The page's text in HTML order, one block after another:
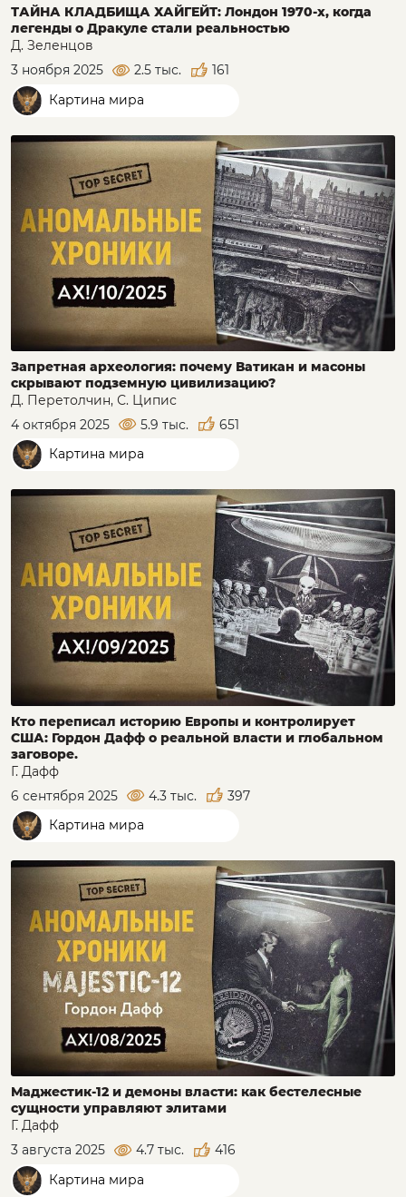
ТАЙНА КЛАДБИЩА ХАЙГЕЙТ: Лондон 1970-х, когда
легенды о Дракуле стали реальностью
Д. Зеленцов
3 ноября 2025
2.5 тыс.
161
Картина мира
Запретная археология: почему Ватикан и масоны
скрывают подземную цивилизацию?
Д. Перетолчин, С. Ципис
4 октября 2025
5.9 тыс.
651
Картина мира
Кто переписал историю Европы и контролирует
США: Гордон Дафф о реальной власти и глобальном
заговоре.
Г. Дафф
6 сентября 2025
4.3 тыс.
397
Картина мира
Маджестик-12 и демоны власти: как бестелесные
сущности управляют элитами
Г. Дафф
3 августа 2025
4.7 тыс.
416
Картина мира